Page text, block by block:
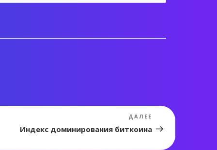
Следующая
запись
ДАЛЕЕ
Индекс доминирования биткоина